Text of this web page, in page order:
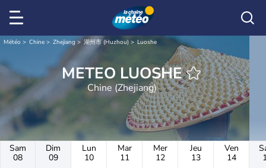
Météo Chine Zhejiang 湖州市 (Huzhou) Luoshe
METEO LUOSHE
Chine (Zhejiang)
Sam
08
Dim
09
Lun
10
Mar
11
Mer
12
Jeu
13
Ven
14